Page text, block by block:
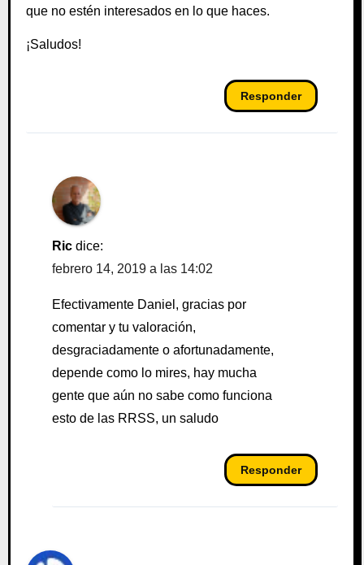
que no estén interesados en lo que haces.
¡Saludos!
Responder
Ric dice:
febrero 14, 2019 a las 14:02
Efectivamente Daniel, gracias por
comentar y tu valoración,
desgraciadamente o afortunadamente,
depende como lo mires, hay mucha
gente que aún no sabe como funciona
esto de las RRSS, un saludo
Responder